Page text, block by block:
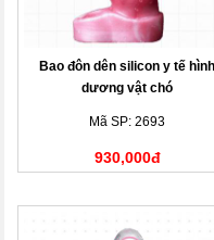
Bao đôn dên silicon y tế hình
dương vật chó
Mã SP: 2693
930,000đ